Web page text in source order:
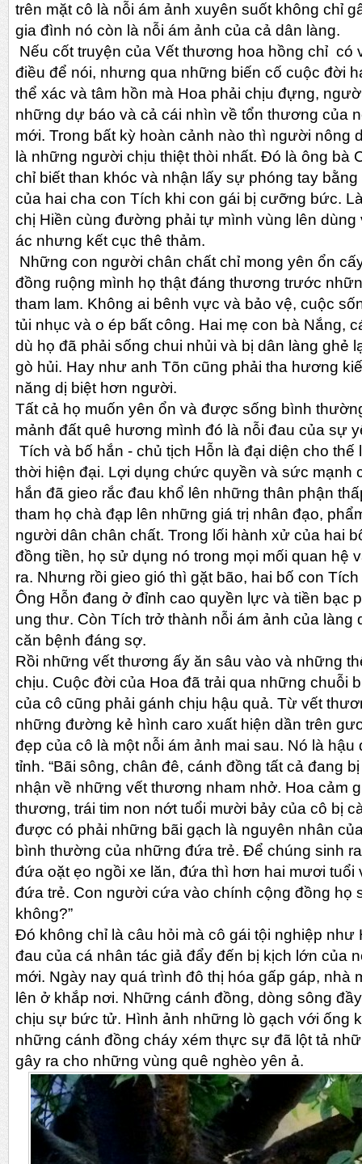
trên mặt cô là nỗi ám ảnh xuyên suốt không chỉ
gia đình nó còn là nỗi ám ảnh của cả dân làng.
Nếu cốt truyện của Vết thương hoa hồng chỉ có
điều để nói, nhưng qua những biến cố cuộc đời
thể xác và tâm hồn mà Hoa phải chịu đựng,
những dự báo và cả cái nhìn về tổn thương của
mới. Trong bất kỳ hoàn cảnh nào thì người nông
là những người chịu thiệt thòi nhất. Đó là ông bà
chỉ biết than khóc và nhận lấy sự phóng tay
của hai cha con Tích khi con gái bị cưỡng bức.
chị Hiền cùng đường phải tự mình vùng lên
ác nhưng kết cục thê thảm.
Những con người chân chất chỉ mong yên ổn
đồng ruộng mình họ thật đáng thương trước
tham lam. Không ai bênh vực và bảo vệ, cuộc
tủi nhục và o ép bất công. Hai mẹ con bà Nắng,
dù họ đã phải sống chui nhủi và bị dân làng ghẻ
gò hủi. Hay như anh Tõn cũng phải tha hương
năng dị biệt hơn người.
Tất cả họ muốn yên ổn và được sống bình
mảnh đất quê hương mình đó là nỗi đau của sự
Tích và bố hắn - chủ tịch Hỗn là đại diện cho
thời hiện đại. Lợi dụng chức quyền và sức mạnh
hắn đã gieo rắc đau khổ lên những thân phận
tham họ chà đạp lên những giá trị nhân đạo,
người dân chân chất. Trong lối hành xử của hai
đồng tiền, họ sử dụng nó trong mọi mối quan hệ
ra. Nhưng rồi gieo gió thì gặt bão, hai bố con
Ông Hỗn đang ở đỉnh cao quyền lực và tiền bạc
ung thư. Còn Tích trở thành nỗi ám ảnh của làng
căn bệnh đáng sợ.
Rồi những vết thương ấy ăn sâu vào và những
chịu. Cuộc đời của Hoa đã trải qua những chuỗi
của cô cũng phải gánh chịu hậu quả. Từ vết
những đường kẻ hình caro xuất hiện dần trên
đẹp của cô là một nỗi ám ảnh mai sau. Nó là
tỉnh. “Bãi sông, chân đê, cánh đồng tất cả đang
nhận về những vết thương nham nhở. Hoa cảm
thương, trái tim non nớt tuổi mười bảy của cô bị
được có phải những bãi gạch là nguyên nhân
bình thường của những đứa trẻ. Để chúng sinh
đứa oặt ẹo ngồi xe lăn, đứa thì hơn hai mươi tuổi
đứa trẻ. Con người cứa vào chính cộng đồng họ
không?”
Đó không chỉ là câu hỏi mà cô gái tội nghiệp như
đau của cá nhân tác giả đẩy đến bị kịch lớn của
mới. Ngày nay quá trình đô thị hóa gấp gáp, nhà
lên ở khắp nơi. Những cánh đồng, dòng sông
chịu sự bức tử. Hình ảnh những lò gạch với ống
những cánh đồng cháy xém thực sự đã lột tả
gây ra cho những vùng quê nghèo yên ả.